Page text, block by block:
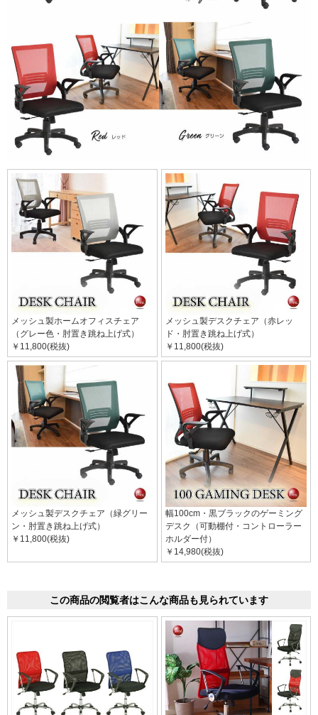
メッシュ製ホームオフィスチェア
（グレー色・肘置き跳ね上げ式）
￥11,800(税抜)
メッシュ製デスクチェア（赤レッ
ド・肘置き跳ね上げ式）
￥11,800(税抜)
メッシュ製デスクチェア（緑グリー
ン・肘置き跳ね上げ式）
￥11,800(税抜)
幅100cm・黒ブラックのゲーミング
デスク（可動棚付・コントローラー
ホルダー付）
￥14,980(税抜)
この商品の閲覧者はこんな商品も見られています